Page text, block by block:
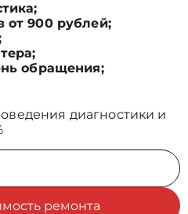
от 900 рублей;
обращения;
диагностики и
ремонта